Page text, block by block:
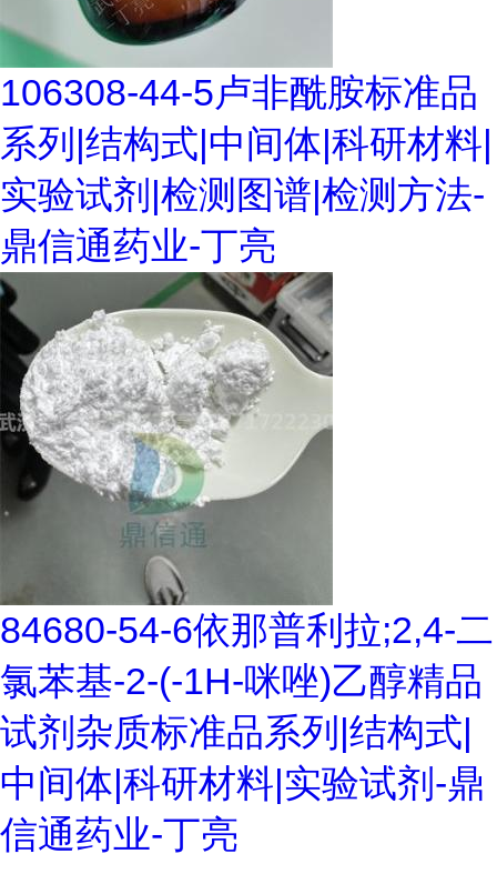
106308-44-5卢非酰胺标准品
系列|结构式|中间体|科研材料|
实验试剂|检测图谱|检测方法-
鼎信通药业-丁亮
84680-54-6依那普利拉;2,4-二
氯苯基-2-(-1H-咪唑)乙醇精品
试剂杂质标准品系列|结构式|
中间体|科研材料|实验试剂-鼎
信通药业-丁亮